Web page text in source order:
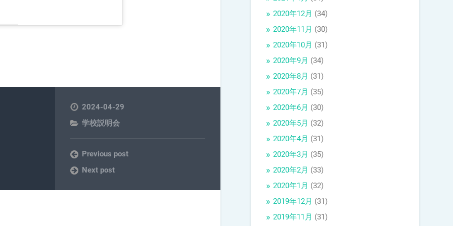
2024-04-29
学校説明会
Previous post
Next post
2020年12月 (34)
2020年11月 (30)
2020年10月 (31)
2020年9月 (34)
2020年8月 (31)
2020年7月 (35)
2020年6月 (30)
2020年5月 (32)
2020年4月 (31)
2020年3月 (35)
2020年2月 (33)
2020年1月 (32)
2019年12月 (31)
2019年11月 (31)